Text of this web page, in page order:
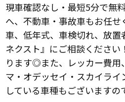
現車確認なし・最短5分で無
へ、不動車・事故車もお任
車、低年式、車検切れ、放
ネクスト』にご相談くださ
ります◎また、レッカー費用
マ・オデッセイ・スカイラ
している車種もございますの